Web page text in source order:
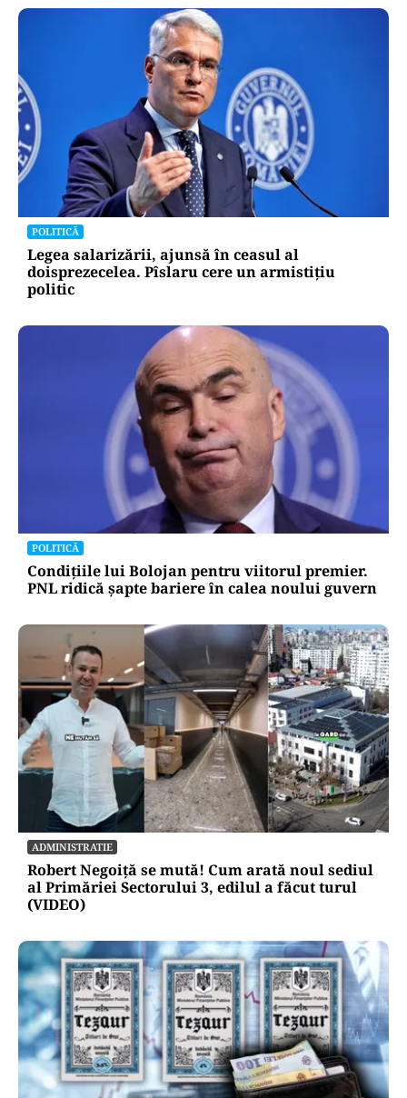
POLITICĂ
Legea salarizării, ajunsă în ceasul al
doisprezecelea. Pîslaru cere un armistițiu
politic
POLITICĂ
Condițiile lui Bolojan pentru viitorul premier.
PNL ridică șapte bariere în calea noului guvern
ADMINISTRATIE
Robert Negoiță se mută! Cum arată noul sediul
al Primăriei Sectorului 3, edilul a făcut turul
(VIDEO)